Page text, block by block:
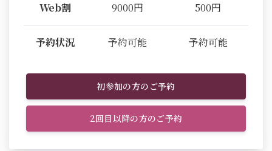
Web割 9000円 500円
予約状況 予約可能 予約可能
初参加の方のご予約
2回目以降の方のご予約